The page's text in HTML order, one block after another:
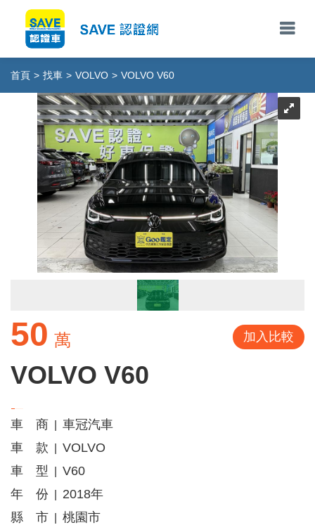
首頁 > 找車 > VOLVO > VOLVO V60
50 萬 加入比較
VOLVO V60
車 商
車冠汽車
車 款
VOLVO
車 型
V60
年 份
2018年
縣 市
桃園市